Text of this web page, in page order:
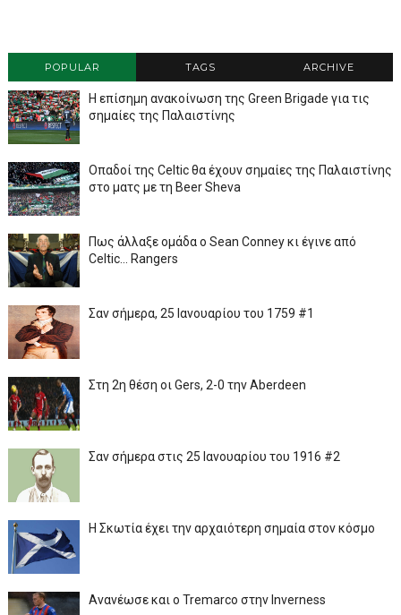
POPULAR TAGS ARCHIVE
Η επίσημη ανακοίνωση της Green Brigade για τις
σημαίες της Παλαιστίνης
Οπαδοί της Celtic θα έχουν σημαίες της Παλαιστίνης
στο ματς με τη Beer Sheva
Πως άλλαξε ομάδα ο Sean Conney κι έγινε από
Celtic... Rangers
Σαν σήμερα, 25 Ιανουαρίου του 1759 #1
Στη 2η θέση οι Gers, 2-0 την Aberdeen
Σαν σήμερα στις 25 Ιανουαρίου του 1916 #2
Η Σκωτία έχει την αρχαιότερη σημαία στον κόσμο
Ανανέωσε και ο Tremarco στην Inverness